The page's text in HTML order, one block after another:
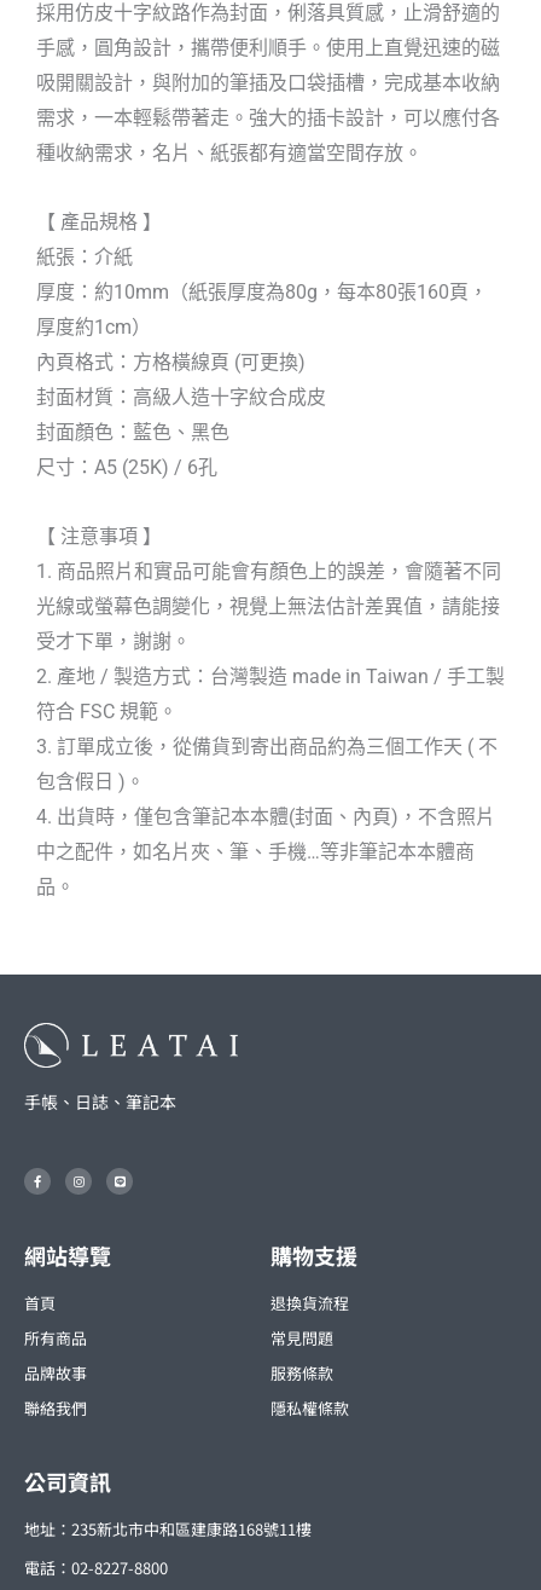
採用仿皮十字紋路作為封面，俐落具質感，止滑舒適的
手感，圓角設計，攜帶便利順手。使用上直覺迅速的磁
吸開關設計，與附加的筆插及口袋插槽，完成基本收納
需求，一本輕鬆帶著走。強大的插卡設計，可以應付各
種收納需求，名片、紙張都有適當空間存放。
【 產品規格 】
紙張：介紙
厚度：約10mm（紙張厚度為80g，每本80張160頁，
厚度約1cm）
內頁格式：方格橫線頁 (可更換)
封面材質：高級人造十字紋合成皮
封面顏色：藍色、黑色
尺寸：A5 (25K) / 6孔
【 注意事項 】
1. 商品照片和實品可能會有顏色上的誤差，會隨著不同
光線或螢幕色調變化，視覺上無法估計差異值，請能接
受才下單，謝謝。
2. 產地 / 製造方式：台灣製造 made in Taiwan / 手工製
符合 FSC 規範。
3. 訂單成立後，從備貨到寄出商品約為三個工作天 ( 不
包含假日 )。
4. 出貨時，僅包含筆記本本體(封面、內頁)，不含照片
中之配件，如名片夾、筆、手機…等非筆記本本體商
品。
手帳、日誌、筆記本
F
a
c
k
-
I
n
s
r
a
m
L
i
n
網站導覽
首頁
所有商品
品牌故事
聯絡我們
購物支援
退換貨流程
常見問題
服務條款
隱私權條款
公司資訊
地址：235新北市中和區建康路168號11樓
電話：02-8227-8800